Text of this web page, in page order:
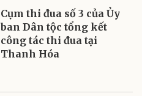
Cụm thi đua số 3 của Ủy
ban Dân tộc tổng kết
công tác thi đua tại
Thanh Hóa